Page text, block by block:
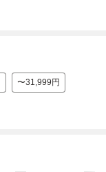
〜31,999円